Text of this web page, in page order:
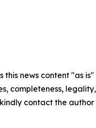
this news content "as
completeness,
contact the author